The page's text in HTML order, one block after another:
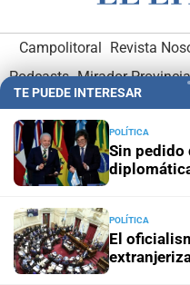
Campolitoral Revista
Podcasts Mirador
Notife
Hemeroteca Digital
Administración y
TE PUEDE INTERESAR
POLÍTICA
Sin pedido
POLÍTICA
El